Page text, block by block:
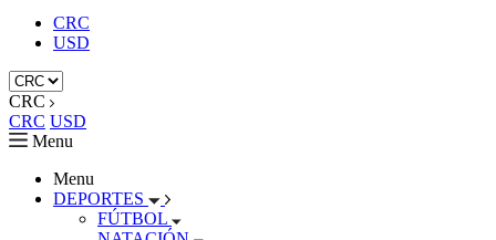
CRC
USD
CRC
CRC USD
Menu
Menu
DEPORTES
FÚTBOL